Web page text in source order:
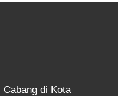
di Kota